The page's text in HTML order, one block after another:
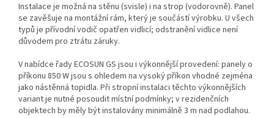
Instalace je možná na stěnu (svisle) i na strop (vodorovně). Panel
se zavěšuje na montážní rám, který je součástí výrobku. U všech
typů je přívodní vodič opatřen vidlicí; odstranění vidlice není
důvodem pro ztrátu záruky.
V nabídce řady ECOSUN GS jsou i výkonnější provedení: panely o
příkonu 850 W jsou s ohledem na vysoký příkon vhodné zejména
jako nástěnná topidla. Při stropní instalaci těchto výkonnějších
variant je nutné posoudit místní podmínky; v rezidenčních
objektech by měly být instalovány minimálně 3 m nad podlahou.